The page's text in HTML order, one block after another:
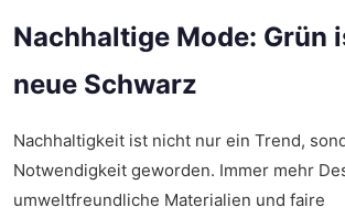
Nachhaltige Mode: Grün
neue Schwarz
Nachhaltigkeit ist nicht nur ein Trend,
Notwendigkeit geworden. Immer mehr
umweltfreundliche Materialien und faire